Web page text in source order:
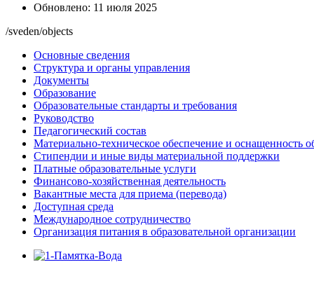
Обновлено: 11 июля 2025
/sveden/objects
Основные сведения
Структура и органы управления
Документы
Образование
Образовательные стандарты и требования
Руководство
Педагогический состав
Материально-техническое обеспечение и оснащенность
Стипендии и иные виды материальной поддержки
Платные образовательные услуги
Финансово-хозяйственная деятельность
Вакантные места для приема (перевода)
Доступная среда
Международное сотрудничество
Организация питания в образовательной организации